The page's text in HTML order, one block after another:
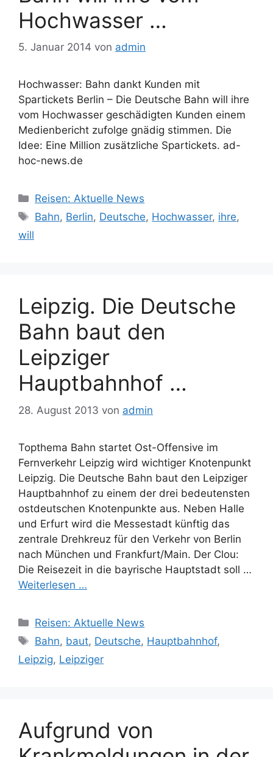
Hochwasser …
5. Januar 2014 von admin
Hochwasser: Bahn dankt Kunden mit
Spartickets Berlin – Die Deutsche Bahn will ihre
vom Hochwasser geschädigten Kunden einem
Medienbericht zufolge gnädig stimmen. Die
Idee: Eine Million zusätzliche Spartickets. ad-
hoc-news.de
Kategorien
Reisen: Aktuelle News
Schlagwörter
Bahn, Berlin, Deutsche, Hochwasser, ihre,
will
Leipzig. Die Deutsche
Bahn baut den
Leipziger
Hauptbahnhof …
28. August 2013 von admin
Topthema Bahn startet Ost-Offensive im
Fernverkehr Leipzig wird wichtiger Knotenpunkt
Leipzig. Die Deutsche Bahn baut den Leipziger
Hauptbahnhof zu einem der drei bedeutensten
ostdeutschen Knotenpunkte aus. Neben Halle
und Erfurt wird die Messestadt künftig das
zentrale Drehkreuz für den Verkehr von Berlin
nach München und Frankfurt/Main. Der Clou:
Die Reisezeit in die bayrische Hauptstadt soll …
Weiterlesen …
Kategorien
Reisen: Aktuelle News
Schlagwörter
Bahn, baut, Deutsche, Hauptbahnhof,
Leipzig, Leipziger
Aufgrund von